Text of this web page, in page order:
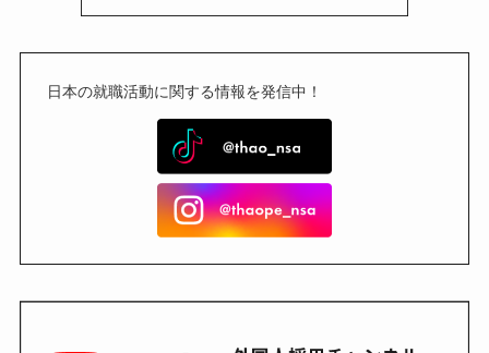
日本の就職活動に関する情報を発信中！